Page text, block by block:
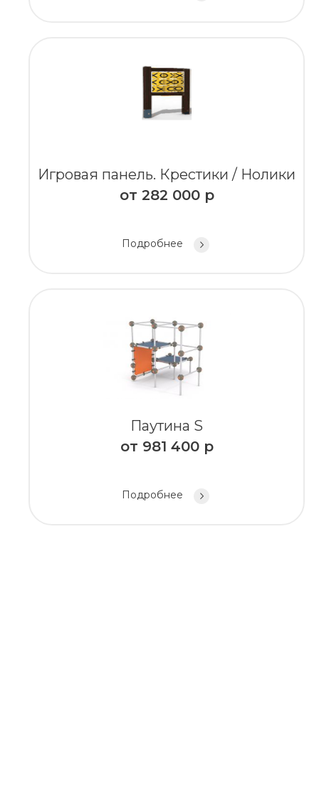
Игровая панель. Крестики / Нолики
от 282 000 р
Подробнее
Паутина S
от 981 400 р
Подробнее